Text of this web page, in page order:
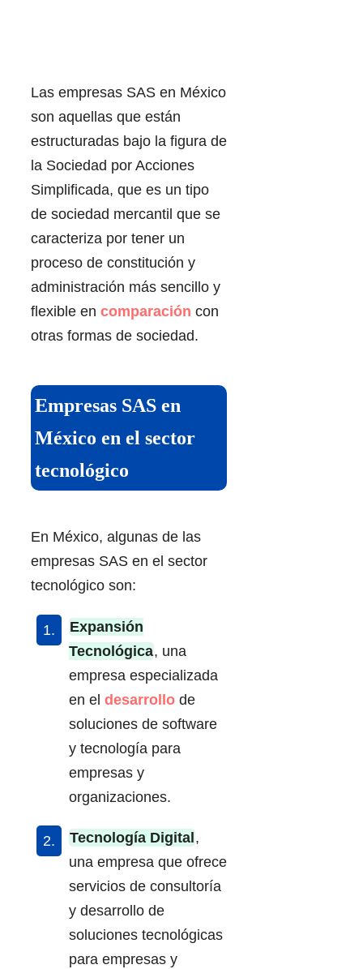
Las empresas SAS en México
son aquellas que están
estructuradas bajo la figura de
la Sociedad por Acciones
Simplificada, que es un tipo
de sociedad mercantil que se
caracteriza por tener un
proceso de constitución y
administración más sencillo y
flexible en comparación con
otras formas de sociedad.
Empresas SAS en
México en el sector
tecnológico
En México, algunas de las
empresas SAS en el sector
tecnológico son:
Expansión
Tecnológica, una
empresa especializada
en el desarrollo de
soluciones de software
y tecnología para
empresas y
organizaciones.
Tecnología Digital ,
una empresa que ofrece
servicios de consultoría
y desarrollo de
soluciones tecnológicas
para empresas y